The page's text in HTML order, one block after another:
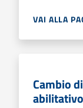
VAI ALLA
Cambio